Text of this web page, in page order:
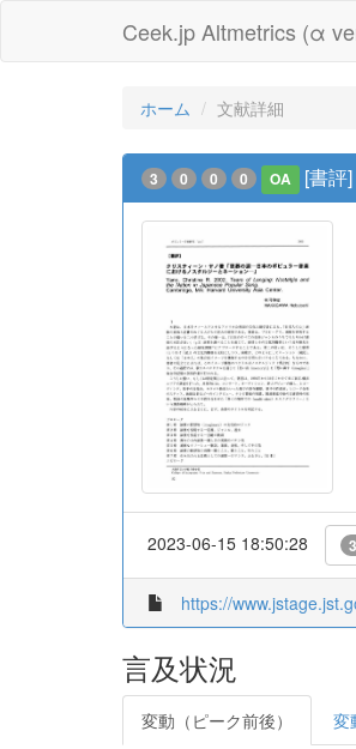
Ceek.jp Altmetrics (α
ホーム 文献詳細
3 0 0 0 OA [書評
2023-06-15 18:50:28
https://
言及状況
変動（ピーク前後） 変